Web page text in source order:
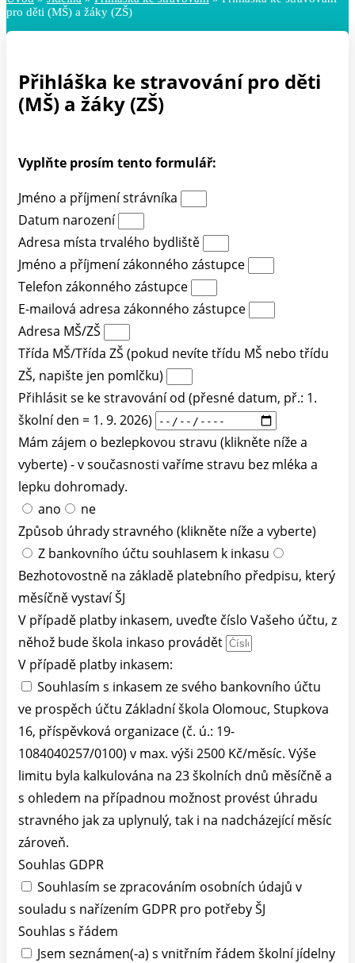
pro děti (MŠ) a žáky (ZŠ)
Přihláška ke stravování pro děti
(MŠ) a žáky (ZŠ)
Vyplňte prosím tento formulář:
Jméno a příjmení strávníka
Datum narození
Adresa místa trvalého bydliště
Jméno a příjmení zákonného zástupce
Telefon zákonného zástupce
E-mailová adresa zákonného zástupce
Adresa MŠ/ZŠ
Třída MŠ/Třída ZŠ (pokud nevíte třídu MŠ nebo třídu
ZŠ, napište jen pomlčku)
Přihlásit se ke stravování od (přesné datum, př.: 1.
školní den = 1. 9. 2026)
Mám zájem o bezlepkovou stravu (klikněte níže a
vyberte) - v současnosti vaříme stravu bez mléka a
lepku dohromady.
ano
ne
Způsob úhrady stravného (klikněte níže a vyberte)
Z bankovního účtu souhlasem k inkasu
Bezhotovostně na základě platebního předpisu, který
měsíčně vystaví ŠJ
V případě platby inkasem, uveďte číslo Vašeho účtu, z
něhož bude škola inkaso provádět
V případě platby inkasem:
Souhlasím s inkasem ze svého bankovního účtu
ve prospěch účtu Základní škola Olomouc, Stupkova
16, příspěvková organizace (č. ú.: 19-
1084040257/0100) v max. výši 2500 Kč/měsíc. Výše
limitu byla kalkulována na 23 školních dnů měsíčně a
s ohledem na případnou možnost provést úhradu
stravného jak za uplynulý, tak i na nadcházející měsíc
zároveň.
Souhlas GDPR
Souhlasím se zpracováním osobních údajů v
souladu s nařízením GDPR pro potřeby ŠJ
Souhlas s řádem
Jsem seznámen(-a) s vnitřním řádem školní jídelny